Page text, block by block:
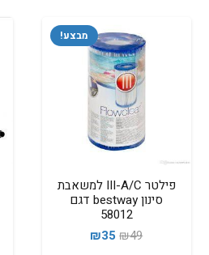
מבצע!
פילטר III-A/C למשאבת
סינון bestway דגם
58012
₪49
המחיר
₪35
המחיר